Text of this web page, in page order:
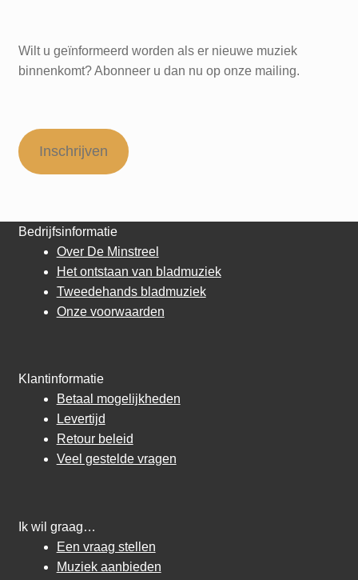
Wilt u geïnformeerd worden als er nieuwe muziek
binnenkomt? Abonneer u dan nu op onze mailing.
Inschrijven
Bedrijfsinformatie
Over De Minstreel
Het ontstaan van bladmuziek
Tweedehands bladmuziek
Onze voorwaarden
Klantinformatie
Betaal mogelijkheden
Levertijd
Retour beleid
Veel gestelde vragen
Ik wil graag…
Een vraag stellen
Muziek aanbieden